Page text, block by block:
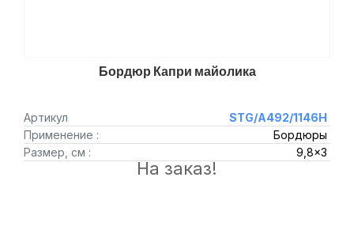
Бордюр Капри майолика
Артикул
STG/A492/1146H
Применение :
Бордюры
Размер, см :
9,8x3
На заказ!